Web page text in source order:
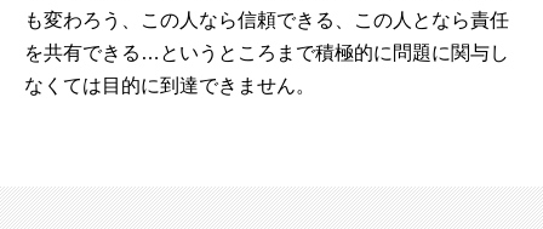
も変わろう、この人なら信頼できる、この人となら責任
を共有できる…というところまで積極的に問題に関与し
なくては目的に到達できません。